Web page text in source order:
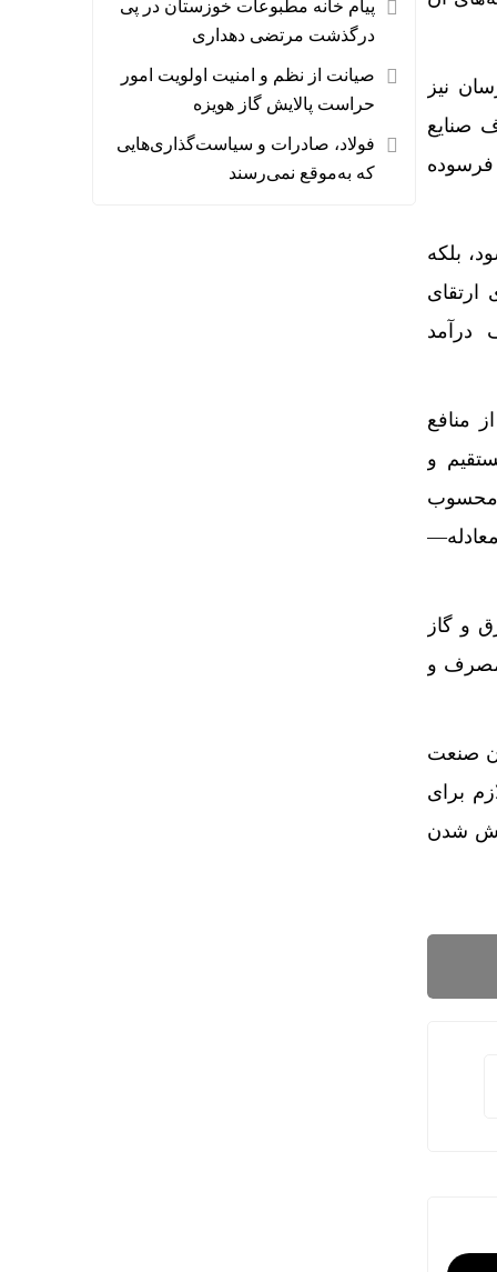
نیز
صنایع
بلکه
ارتقای
منافع
و
محسوب
و گاز
مصرف و
صنعت
برای
شدن
پیام خانه مطبوعات خوزستان در پی
درگذشت مرتضی دهداری
صیانت از نظم و امنیت اولویت امور
حراست پالایش گاز هویزه
فولاد، صادرات و سیاست‌گذاری‌هایی
که به‌موقع نمی‌رسند